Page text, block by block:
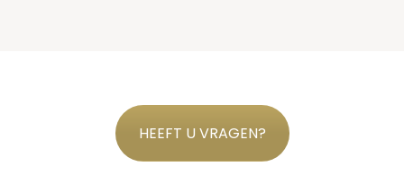
HEEFT U VRAGEN?